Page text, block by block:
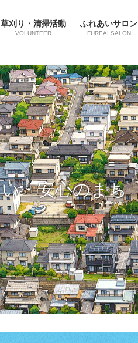
草刈り・清掃活動
VOLUNTEER
ふれあいサロン
FUREAI SALON